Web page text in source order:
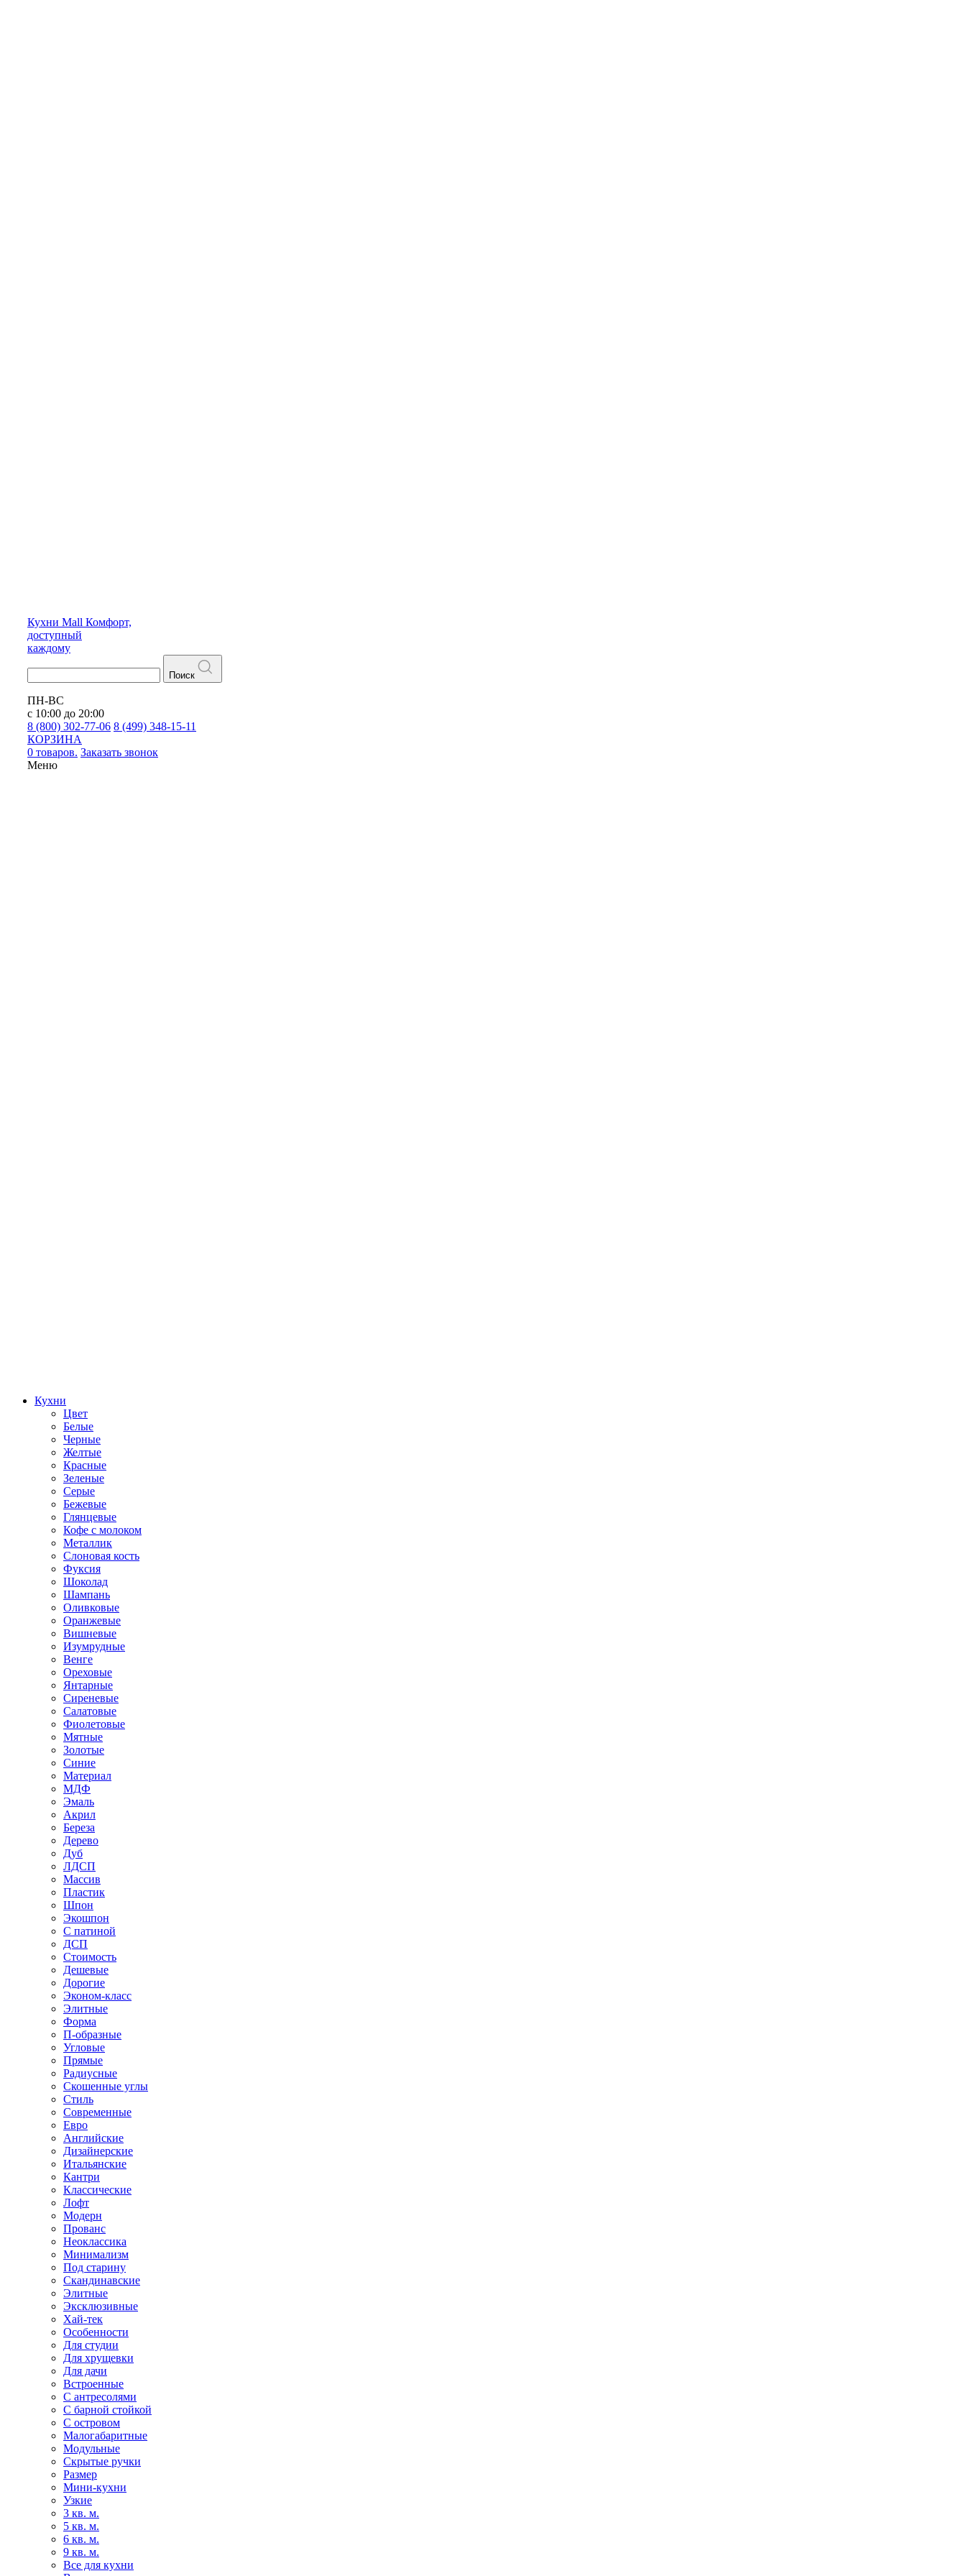
Кухни Mall Комфорт,
доступный
каждому
Поиск
ПН-ВС
с 10:00 до 20:00
8 (800) 302-77-06 8 (499) 348-15-11
КОРЗИНА
0 товаров. Заказать звонок
Меню
Кухни
Цвет
Белые
Черные
Желтые
Красные
Зеленые
Серые
Бежевые
Глянцевые
Кофе с молоком
Металлик
Слоновая кость
Фуксия
Шоколад
Шампань
Оливковые
Оранжевые
Вишневые
Изумрудные
Венге
Ореховые
Янтарные
Сиреневые
Салатовые
Фиолетовые
Мятные
Золотые
Синие
Материал
МДФ
Эмаль
Акрил
Береза
Дерево
Дуб
ЛДСП
Массив
Пластик
Шпон
Экошпон
С патиной
ДСП
Стоимость
Дешевые
Дорогие
Эконом-класс
Элитные
Форма
П-образные
Угловые
Прямые
Радиусные
Скошенные углы
Стиль
Современные
Евро
Английские
Дизайнерские
Итальянские
Кантри
Классические
Лофт
Модерн
Прованс
Неоклассика
Минимализм
Под старину
Скандинавские
Элитные
Эксклюзивные
Хай-тек
Особенности
Для студии
Для хрущевки
Для дачи
Встроенные
С антресолями
С барной стойкой
С островом
Малогабаритные
Модульные
Скрытые ручки
Размер
Мини-кухни
Узкие
3 кв. м.
5 кв. м.
6 кв. м.
9 кв. м.
Все для кухни